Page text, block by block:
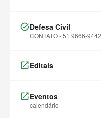
task_altDefesa Civil
CONTATO - 51 9666-9442
launchEditais
launchEventos
calendário